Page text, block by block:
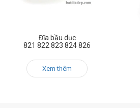
Đĩa bầu dục
821 822 823 824 826
Xem thêm